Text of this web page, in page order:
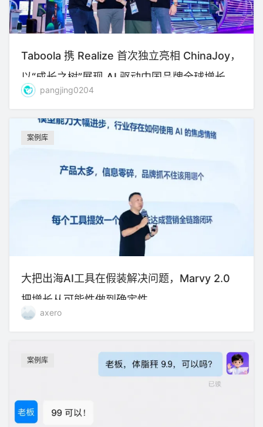
Taboola 携 Realize 首次独立亮相 ChinaJoy，
以“成长之树”展现 AI 驱动中国品牌全球增长新
图景
pangjing0204
案例库
大把出海AI工具在假装解决问题，Marvy 2.0
把增长从可能性做到确定性
axero
案例库